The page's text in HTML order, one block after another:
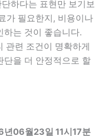
하다는 표현만 보기보
가 필요한지, 비용이나
하는 것이 좋습니다.
관련 조건이 명확하게
단을 더 안정적으로 할
년06월23일 11시17분